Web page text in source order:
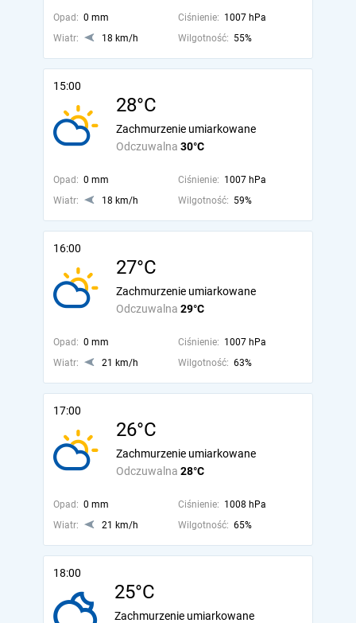
Opad: 0 mm Ciśnienie: 1007 hPa
Wiatr:
18 km/h Wilgotność: 55%
15:00
28°C
Odczuwalna 30°C
Zachmurzenie umiarkowane
Opad: 0 mm Ciśnienie: 1007 hPa
Wiatr:
18 km/h Wilgotność: 59%
16:00
27°C
Odczuwalna 29°C
Zachmurzenie umiarkowane
Opad: 0 mm Ciśnienie: 1007 hPa
Wiatr:
21 km/h Wilgotność: 63%
17:00
26°C
Odczuwalna 28°C
Zachmurzenie umiarkowane
Opad: 0 mm Ciśnienie: 1008 hPa
Wiatr:
21 km/h Wilgotność: 65%
18:00
25°C
Zachmurzenie umiarkowane